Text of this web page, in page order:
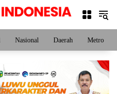
Nasional Daerah Metro